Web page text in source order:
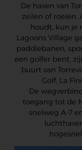
De haven van
zeilen of roeien.
houdt, kun je
Lagoons Village
paddlebanen,
een golfer bent,
buurt van
Golf, La
De
toegang tot de
snelweg A-7